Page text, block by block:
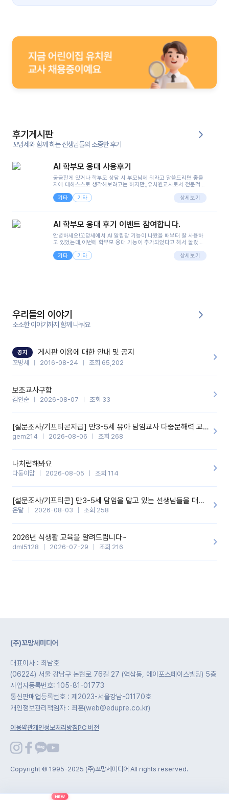
후기게시판
꼬망세와 함께 하는 선생님들의 소중한 후기
AI 학부모 응대 사용후기
궁금한게 있거나 학부모 상담 시 부모님께 뭐라고 말씀드리면 좋을
지에 대해스스로 생각해보려고는 하지만,,유치원교사로서 전문적인
려니 어려울때가...^^(저만 그런거 아니죠 ㅜㅜ)꼬망봇의 장점은 지
피티나 제미나이는 몇세이고 여자인지 남자인지 등그래도 좀 기본
정보를 제공하면서 물어봐야할 때가 있어그때마다 정보를 입력하는
으셔서 고민이 됐는데ai 학부모 응대를 써볼 수 있어서 좋았어요!앞
면..)그리고 제가 신입 때 이게 있었더라면 ㅜㅜㅜㅜ?응대 팁이 정말
좋은거 같아요지금은 그래도 아이들이 잘 이해 되지만초임 때는 정
말 어려워서 항상다른 선생님들께 도움을 요청했었거든요..ㅠ*일지
쓸 때도 좀 도움이 되는 거 같아요!
기타 기타 상세보기
AI 학부모 응대 후기 이벤트 참여합니다.
안녕하세요!꼬망세에서 AI 알림장 기능이 나왔을 때부터 잘 사용하
고 있었는데,이번에 학부모 응대 기능이 추가되었다고 해서 놀랐습
님 응대에 더 많은 부담을 느끼고 있습니다 ㅠㅠ이번에 제가 원에서
겪은 일과 학부모님께 전달드렸던 내용을 함께 보시고,저와 비슷한
을 많이 하는데,꼬망봇 덕분에 고민하는 시간을 줄이고 학부모님을
안심시킬 수 있었습니다.이 부분은 꼬망봇이 추가로 알려준 응대 tip
입니다.학부모님께 전화를 드리기 전에, 내용을 숙지하여 좀 더 전문
성 있는 교사가 되어 대화를 나눌 수 있었습니다.꼬망세 AI학부모 응
기능을 개발해 주셔서 감사합니다.
기타 기타 상세보기
우리들의 이야기
소소한 이야기까지 함께 나눠요
공지 게시판 이용에 대한 안내 및 공지
꼬망세 2016-08-24 조회 65,202
보조교사구함
김인순 2026-08-07 조회 33
[설문조사/기프티콘지급] 만3-5세 유아 담임교사 다중문해력 교육 증진을 위한 설문조사
gem214 2026-08-06 조회 268
나처럼해봐요
다둥이맘 2026-08-05 조회 114
[설문조사/기프티콘] 만3-5세 담임을 맡고 있는 선생님들을 대상으로 설문조사를 합니다!
온달 2026-08-03 조회 258
2026년 식생활 교육을 알려드립니다~
dml5128 2026-07-29 조회 216
(주)꼬망세미디어
대표이사 : 최남호
(06224) 서울 강남구 논현로 76길 27 (역삼동, 에이포스페이스빌딩) 5층
사업자등록번호: 105-81-01773
통신판매업등록번호 : 제2023-서울강남-01170호
개인정보관리책임자 : 최훈(web@edupre.co.kr)
이용약관개인정보처리방침PC 버전
Copyright © 1995-2025 (주)꼬망세미디어 All rights reserved.
NEW